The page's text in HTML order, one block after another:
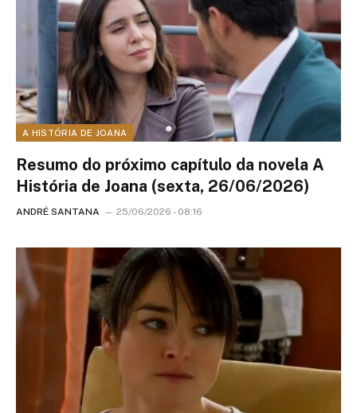
A HISTÓRIA DE JOANA
Resumo do próximo capítulo da novela A
História de Joana (sexta, 26/06/2026)
ANDRÉ SANTANA 25/06/2026 - 08:16